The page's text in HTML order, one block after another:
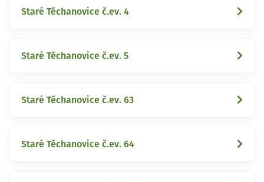
Staré Těchanovice č.ev. 4
Staré Těchanovice č.ev. 5
Staré Těchanovice č.ev. 63
Staré Těchanovice č.ev. 64